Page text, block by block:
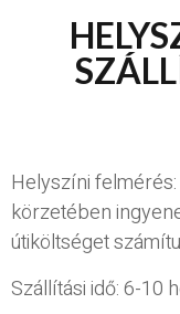
Helyszíni
körzetében
útiköltséget
Szállítási idő: 6-10